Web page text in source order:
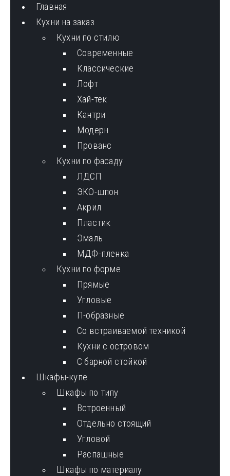
Главная
Кухни на заказ
Кухни по стилю
Cовременные
Классические
Лофт
Хай-тек
Кантри
Модерн
Прованс
Кухни по фасаду
ЛДСП
ЭКО-шпон
Акрил
Пластик
Эмаль
МДФ-пленка
Кухни по форме
Прямые
Угловые
П-образные
Со встраиваемой техникой
Кухни с островом
С барной стойкой
Шкафы-купе
Шкафы по типу
Встроенный
Отдельно стоящий
Угловой
Распашные
Шкафы по материалу